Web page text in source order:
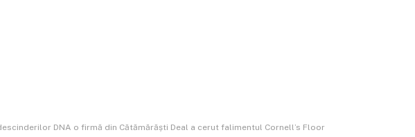
DNA o firmă din Cătămărăști Deal a cerut falimentul Cornell’s Floor